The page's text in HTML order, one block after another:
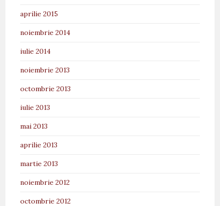
aprilie 2015
noiembrie 2014
iulie 2014
noiembrie 2013
octombrie 2013
iulie 2013
mai 2013
aprilie 2013
martie 2013
noiembrie 2012
octombrie 2012